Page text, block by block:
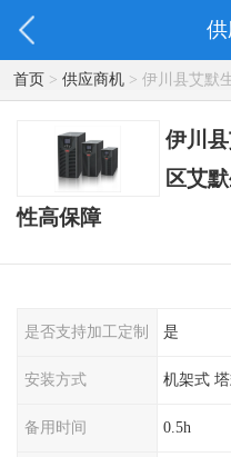
首页> 供应商机> 伊川县艾默
断电池 业务连续性高保障
伊川
区艾
性高保障
是否支持加工定制 是
安装方式 机架式
备用时间 0.5h